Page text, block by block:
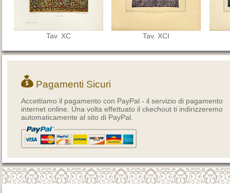
Tav. XC Tav. XCI
Pagamenti Sicuri
Accettiamo il pagamento con PayPal - il servizio di pagamento
internet online. Una volta effettuato il ckechout ti indirizzeremo
automaticamente al sito di PayPal.